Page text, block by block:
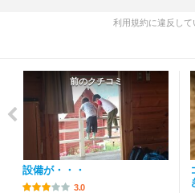
利用規約に違反して
前のクチコミ
設備が・・・
3.0